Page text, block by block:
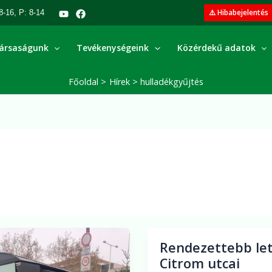
16, P: 8-14 ⚠️ Hibabejelentés
Tevékenységeink Közérdekű adatok
Főoldal Hírek hulladékgyűjtés
Rendezettebb
Citrom utcai
Rendezettebb
lett